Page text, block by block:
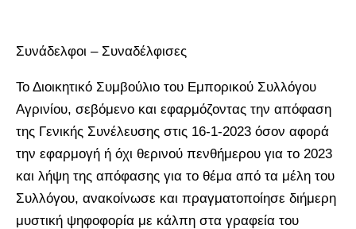
Συνάδελφοι – Συναδέλφισες
Το Διοικητικό Συμβούλιο του Εμπορικού Συλλόγου
Αγρινίου, σεβόμενο και εφαρμόζοντας την απόφαση
της Γενικής Συνέλευσης στις 16-1-2023 όσον αφορά
την εφαρμογή ή όχι θερινού πενθήμερου για το 2023
και λήψη της απόφασης για το θέμα από τα μέλη του
Συλλόγου, ανακοίνωσε και πραγματοποίησε διήμερη
μυστική ψηφοφορία με κάλπη στα γραφεία του